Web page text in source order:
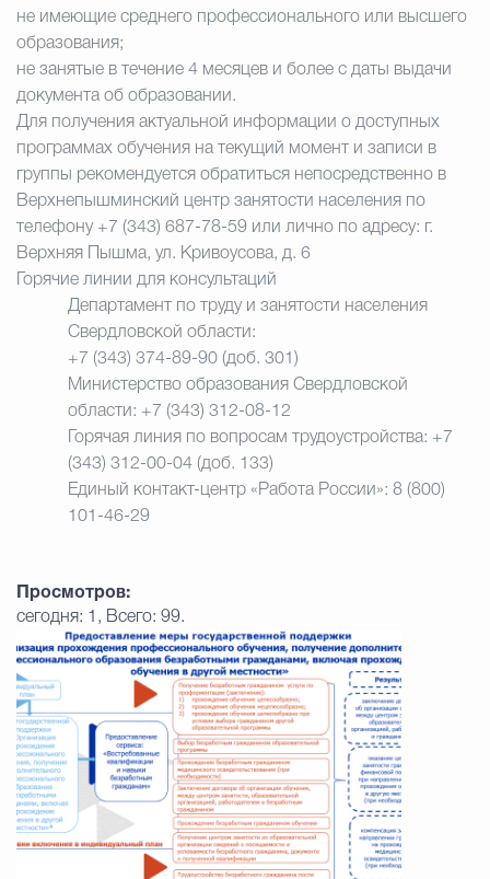
не имеющие среднего профессионального или высшего
образования;
не занятые в течение 4 месяцев и более с даты выдачи
документа об образовании.
Для получения актуальной информации о доступных
программах обучения на текущий момент и записи в
группы рекомендуется обратиться непосредственно в
Верхнепышминский центр занятости населения по
телефону +7 (343) 687-78-59 или лично по адресу: г.
Верхняя Пышма, ул. Кривоусова, д. 6
Горячие линии для консультаций
Департамент по труду и занятости населения
Свердловской области:
+7 (343) 374-89-90 (доб. 301)
Министерство образования Свердловской
области: +7 (343) 312-08-12
Горячая линия по вопросам трудоустройства: +7
(343) 312-00-04 (доб. 133)
Единый контакт-центр «Работа России»: 8 (800)
101-46-29
Просмотров:
сегодня: 1, Всего: 99.